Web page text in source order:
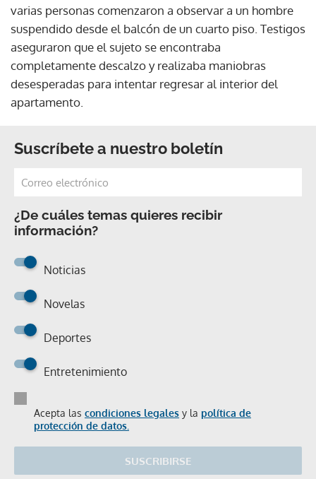
varias personas comenzaron a observar a un hombre
suspendido desde el balcón de un cuarto piso. Testigos
aseguraron que el sujeto se encontraba
completamente descalzo y realizaba maniobras
desesperadas para intentar regresar al interior del
apartamento.
Suscríbete a nuestro boletín
¿De cuáles temas quieres recibir
información?
Noticias
Novelas
Deportes
Entretenimiento
Acepta las condiciones legales y la política de
protección de datos.
SUSCRIBIRSE